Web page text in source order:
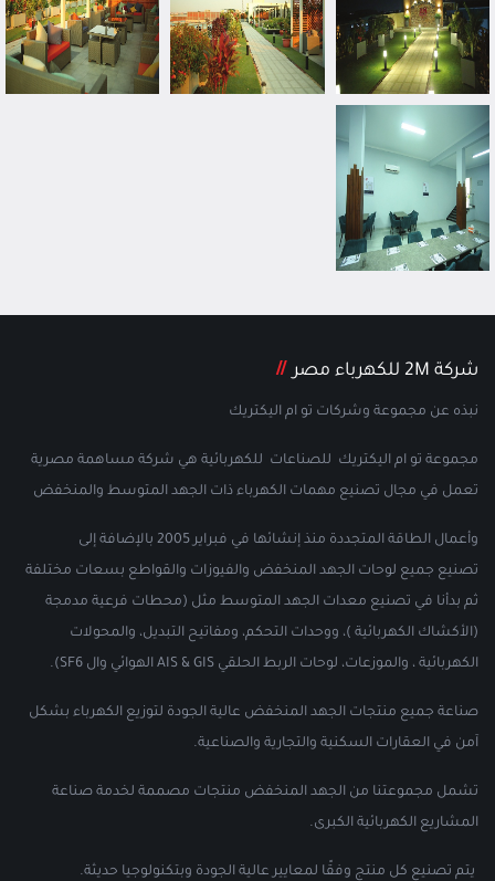
شركة 2M للكهرباء مصر
نبذه عن مجموعة وشركات تو ام اليكتريك
مجموعة تو ام اليكتريك للصناعات للكهربائية هي شركة مساهمة مصرية
تعمل في مجال تصنيع مهمات الكهرباء ذات الجهد المتوسط والمنخفض
وأعمال الطاقة المتجددة منذ إنشائها في فبراير 2005 بالإضافة إلى
تصنيع جميع لوحات الجهد المنخفض والفيوزات والقواطع بسعات مختلفة
ثم بدأنا في تصنيع معدات الجهد المتوسط ​​مثل (محطات فرعية مدمجة
(الأكشاك الكهربائية )، ووحدات التحكم، ومفاتيح التبديل، والمحولات
الكهربائية ، والموزعات، لوحات الربط الحلقي AIS & GIS الهوائي وال SF6).
صناعة جميع منتجات الجهد المنخفض عالية الجودة لتوزيع الكهرباء بشكل
آمن في العقارات السكنية والتجارية والصناعية.
تشمل مجموعتنا من الجهد المنخفض منتجات مصممة لخدمة صناعة
المشاريع الكهربائية الكبرى.
يتم تصنيع كل منتج وفقًا لمعايير عالية الجودة وبتكنولوجيا حديثة.